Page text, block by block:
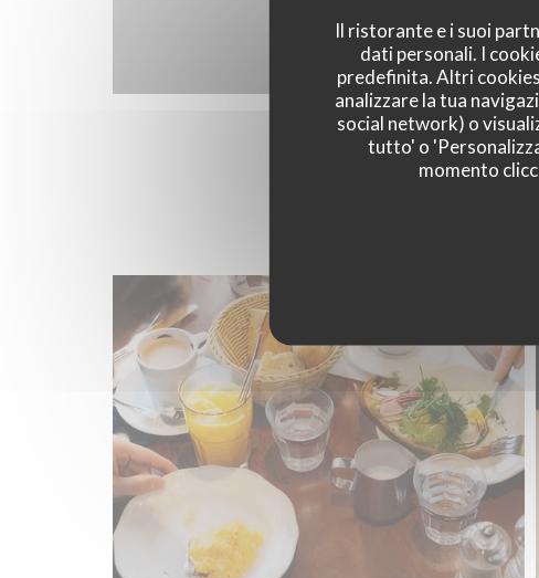
Il ristorante e i suoi
dati personali. I
predefinita. Altri
analizzare la tua
social network) o
tutto' o
momento